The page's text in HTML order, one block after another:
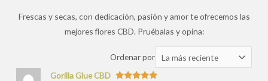
Frescas y secas, con dedicación, pasión y amor te ofrecemos las
mejores flores CBD. Pruébalas y opina:
Ordenar por Ordenar
las
Gorilla Glue CBD